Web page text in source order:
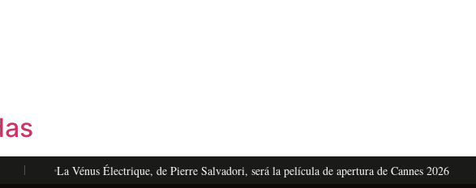
La Vénus Électrique, de Pierre Salvadori, será la película de apertura de Cannes 2026